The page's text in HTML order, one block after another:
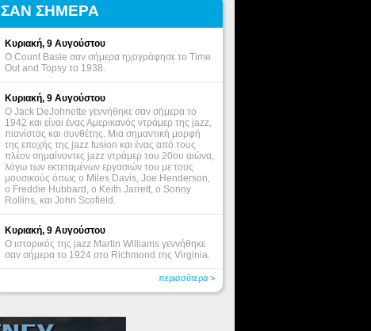
ΣΑΝ ΣΗΜΕΡΑ
Κυριακή, 9 Αυγούστου
Ο Count Basie σαν σήμερα ηχογράφησε το Time
Out and Topsy το 1938.
Κυριακή, 9 Αυγούστου
Ο Jack DeJohnette γεννήθηκε σαν σήμερα το
1942 και είναι ένας Αμερικανός ντράμερ της jazz,
πιανίστας και συνθέτης. Μια σημαντική μορφή
της εποχής της jazz fusion και ένας από τους
πλέον σημαίνοντες jazz ντράμερ του 20ου αιώνα,
λόγω των εκτεταμένων εργασιών του με τους
μουσικούς όπως ο Miles Davis, Joe Henderson,
ο Freddie Hubbard, ο Keith Jarrett, o Sonny
Rollins, και John Scofield.
Κυριακή, 9 Αυγούστου
Ο ιστορικός της jazz Martin Williams γεννήθηκε
σαν σήμερα το 1924 στο Richmond της Virginia.
περισσότερα >